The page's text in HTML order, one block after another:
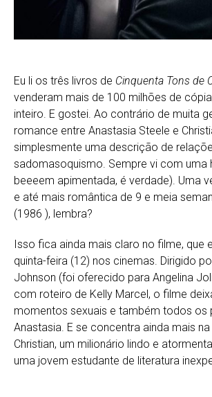
Eu li os três livros de Cinquenta Tons de
venderam mais de 100 milhões de
inteiro. E gostei. Ao contrário de muita
romance entre Anastasia Steele e
simplesmente uma descrição de
sadomasoquismo. Sempre vi com uma
beeeem apimentada, é verdade). Uma
e até mais romântica de 9 e meia
(1986 ), lembra?
Isso fica ainda mais claro no filme, que
quinta-feira (12) nos cinemas. Dirigido
Johnson (foi oferecido para Angelina
com roteiro de Kelly Marcel, o filme
momentos sexuais e também todos os
Anastasia. E se concentra ainda mais
Christian, um milionário lindo e
uma jovem estudante de literatura